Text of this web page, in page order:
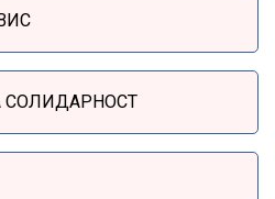
СОЛИДАРНОСТ